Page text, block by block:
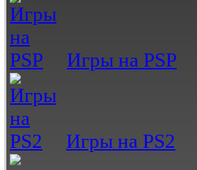
Игры на PSP
Игры на PS2